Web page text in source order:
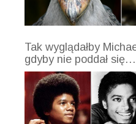
Tak wyglądałby
gdyby nie poddał się…